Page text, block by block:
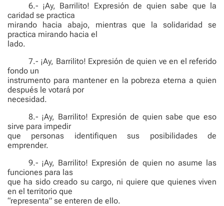
6.- ¡Ay, Barrilito! Expresión de quien sabe que la
caridad se practica
mirando hacia abajo, mientras que la solidaridad se
practica mirando hacia el
lado.
7.- ¡Ay, Barrilito! Expresión de quien ve en el referido
fondo un
instrumento para mantener en la pobreza eterna a quien
después le votará por
necesidad.
8.- ¡Ay, Barrilito! Expresión de quien sabe que eso
sirve para impedir
que personas identifiquen sus posibilidades de
emprender.
9.- ¡Ay, Barrilito! Expresión de quien no asume las
funciones para las
que ha sido creado su cargo, ni quiere que quienes viven
en el territorio que
“representa” se enteren de ello.